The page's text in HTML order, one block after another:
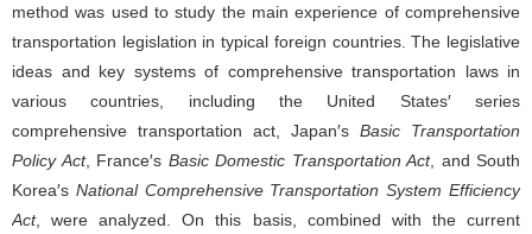
method was used to study the main experience of comprehensive
transportation legislation in typical foreign countries. The legislative
ideas and key systems of comprehensive transportation laws in
various countries, including the United States′ series
comprehensive transportation act, Japan′s Basic Transportation
Policy Act, France′s Basic Domestic Transportation Act, and South
Korea′s National Comprehensive Transportation System Efficiency
Act, were analyzed. On this basis, combined with the current